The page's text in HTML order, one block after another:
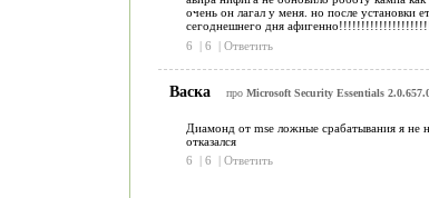
очень он лагал у меня. но после установки
сегоднешнего дня
6
| 6 | Ответить
Васка про Microsoft Security Essentials
Диамонд от mse ложные срабатывания я не
отказался
6
| 6 | Ответить